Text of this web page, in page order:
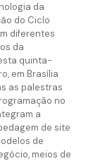
da
do Ciclo
diferentes
da
quinta-
em Brasília
as palestras
no
a
de site
de
meios de